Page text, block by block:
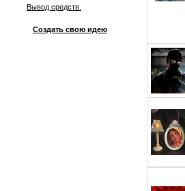
Вывод средств.
Создать свою идею